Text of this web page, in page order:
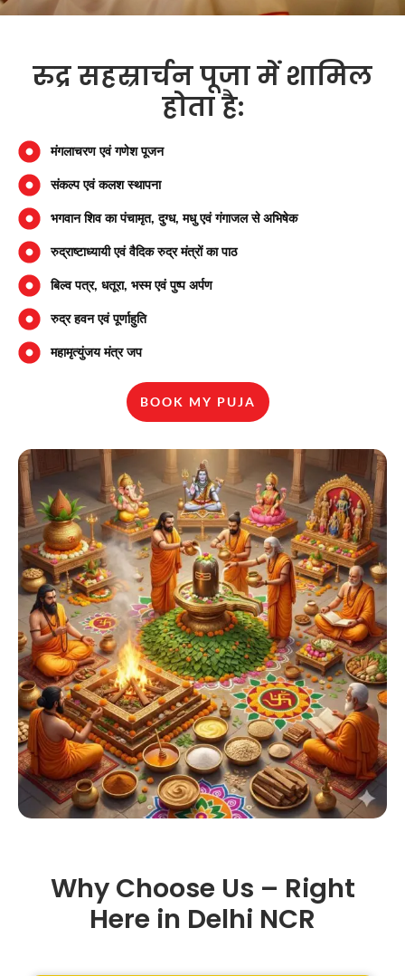
रुद्र सहस्रार्चन पूजा में शामिल
होता है:
मंगलाचरण एवं गणेश पूजन
संकल्प एवं कलश स्थापना
भगवान शिव का पंचामृत, दुग्ध, मधु एवं गंगाजल से अभिषेक
रुद्राष्टाध्यायी एवं वैदिक रुद्र मंत्रों का पाठ
बिल्व पत्र, धतूरा, भस्म एवं पुष्प अर्पण
रुद्र हवन एवं पूर्णाहुति
महामृत्युंजय मंत्र जप
BOOK MY PUJA
Why Choose Us – Right
Here in Delhi NCR